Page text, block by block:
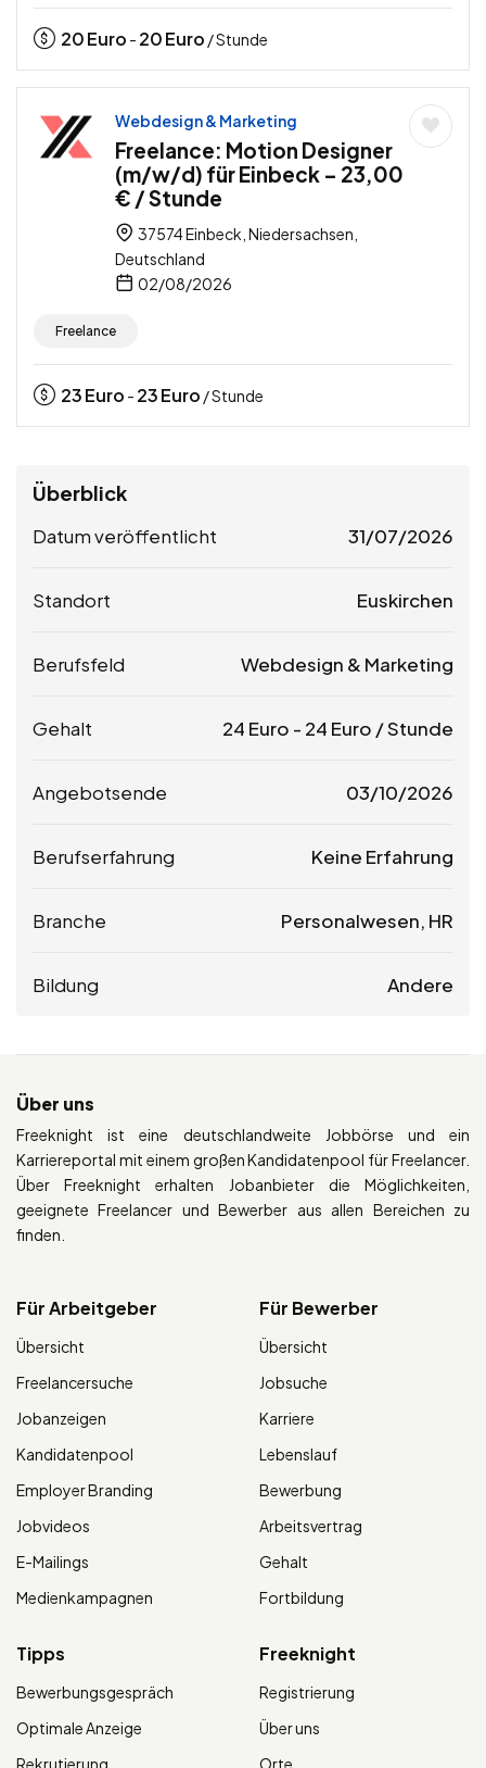
20Euro - 20Euro / Stunde
Webdesign & Marketing
Freelance: Motion Designer
(m/w/d) für Einbeck – 23,00
€ / Stunde
37574 Einbeck, Niedersachsen,
Deutschland
02/08/2026
Freelance
23Euro - 23Euro / Stunde
Überblick
Datum veröffentlicht 31/07/2026
Standort Euskirchen
Berufsfeld Webdesign & Marketing
Gehalt 24 Euro - 24 Euro / Stunde
Angebotsende 03/10/2026
Berufserfahrung Keine Erfahrung
Branche Personalwesen, HR
Bildung Andere
Über uns
Freeknight ist eine deutschlandweite Jobbörse und ein
Karriereportal mit einem großen Kandidatenpool für Freelancer.
Über Freeknight erhalten Jobanbieter die Möglichkeiten,
geeignete Freelancer und Bewerber aus allen Bereichen zu
finden.
Für Arbeitgeber
Übersicht
Freelancersuche
Jobanzeigen
Kandidatenpool
Employer Branding
Jobvideos
E-Mailings
Medienkampagnen
Für Bewerber
Übersicht
Jobsuche
Karriere
Lebenslauf
Bewerbung
Arbeitsvertrag
Gehalt
Fortbildung
Tipps
Bewerbungsgespräch
Optimale Anzeige
Rekrutierung
Freeknight
Registrierung
Über uns
Orte